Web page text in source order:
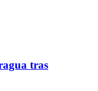
tras